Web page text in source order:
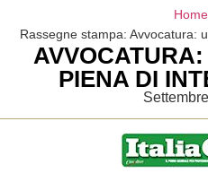
Home
Rassegne stampa: Avvocatura:
PIENA DI